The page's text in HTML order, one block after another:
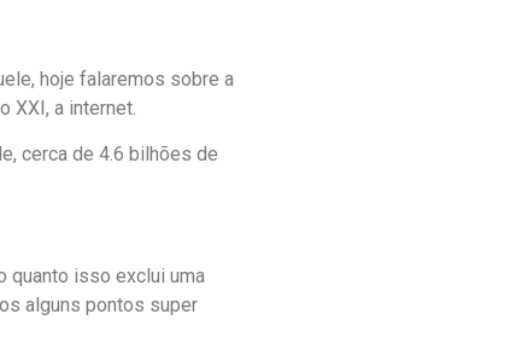
hoje falaremos sobre a
XXI, a internet.
cerca de 4.6 bilhões de
quanto isso exclui uma
alguns pontos super